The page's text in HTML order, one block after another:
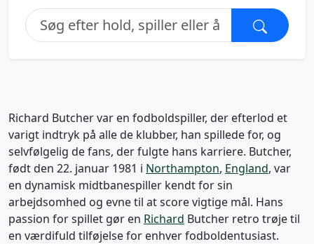
Richard Butcher var en fodboldspiller, der efterlod et
varigt indtryk på alle de klubber, han spillede for, og
selvfølgelig de fans, der fulgte hans karriere. Butcher,
født den 22. januar 1981 i Northampton, England, var
en dynamisk midtbanespiller kendt for sin
arbejdsomhed og evne til at score vigtige mål. Hans
passion for spillet gør en Richard Butcher retro trøje til
en værdifuld tilføjelse for enhver fodboldentusiast.